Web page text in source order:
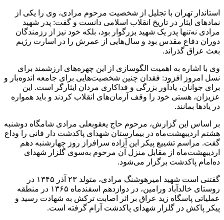
استاندار تهران با تجلیل از شخصیت مرحوم مرادی، وی را یکی از
نمادهای ایثار در تاریخ انقلاب اسلامی دانست و گفت: پدر شهید
مرادی نه‌تنها پدر یک شهید بزرگوار بود، بلکه خود نیز از رزمندگان
دوران دفاع مقدس بود و سال‌هایی از عمرش را در اسارت رژیم
بعث عراق گذراند.
وی با اشاره به اهمیت الگوسازی از این چهره‌های ارزشمند برای
نسل امروز افزود: فقدان چنین شخصیت‌هایی برای جامعه اندوه‌بار و
برای جوانان، یادآور بزرگی و فداکاری مردان ایثارگر است. این
عزیزان، هستی خود را وقف آرمان‌های انقلاب کردند و باید همواره
در یادها بمانند.
بر اساس این گزارش، مرحوم حاج یعقوبعلی مرادی شامگاه دوشنبه
هشتم اردیبهشت‌ماه در بیمارستان شهدای پاکدشت دار فانی را وداع
گفت. مراسم تشییع پیکر این آزاده سرافراز روز چهارشنبه دهم
اردیبهشت‌ماه از مقابل منزل آن مرحوم به‌سوی گلزار شهدای
ده‌امام پاکدشت برگزار می‌شود.
گفتنی است شهید امیرهوشنگ مرادی، متولد ۲۳ آذر ۱۳۴۵ در
روستای خالدآباد ورامین، در دوازدهم اسفندماه ۱۳۶۵ در منطقه
عملیاتی پاسگاه زید عراق بر اثر اصابت ترکش به شهادت رسید و
پیکر پاکش در گلزار شهدای پاکدشت آرام گرفته است.